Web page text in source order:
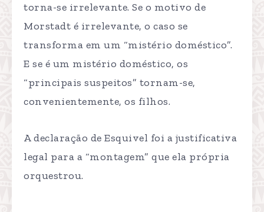
torna-se irrelevante. Se o motivo de
Morstadt é irrelevante, o caso se
transforma em um “mistério doméstico”.
E se é um mistério doméstico, os
“principais suspeitos” tornam-se,
convenientemente, os filhos.
A declaração de Esquivel foi a justificativa
legal para a “montagem” que ela própria
orquestrou.